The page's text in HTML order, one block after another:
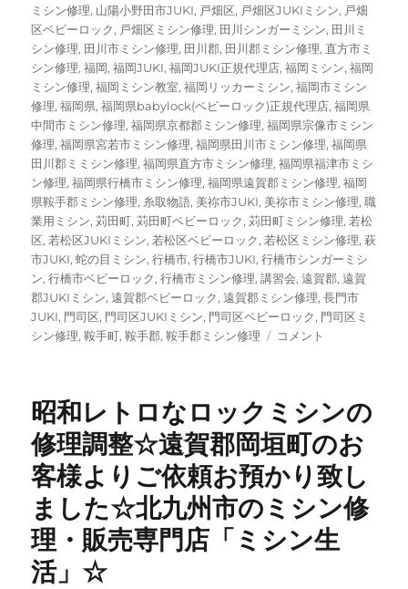
ミシン修理, 山陽小野田市JUKI, 戸畑区, 戸畑区JUKIミシン, 戸畑
区ベビーロック, 戸畑区ミシン修理, 田川シンガーミシン, 田川ミ
シン修理, 田川市ミシン修理, 田川郡, 田川郡ミシン修理, 直方市ミ
シン修理,福岡,福岡JUKI,福岡JUKI正規代理店,福岡ミシン,福岡
ミシン修理,福岡ミシン教室,福岡リッカーミシン,福岡市ミシン
修理,福岡県,福岡県babylock(ベビーロック)正規代理店,福岡県
中間市ミシン修理,福岡県京都郡ミシン修理,福岡県宗像市ミシン
修理,福岡県宮若市ミシン修理,福岡県田川市ミシン修理,福岡県
田川郡ミミシン修理,福岡県直方市ミシン修理,福岡県福津市ミシ
ン修理,福岡県行橋市ミシン修理,福岡県遠賀郡ミシン修理,福岡
県鞍手郡ミシン修理, 糸取物語, 美祢市JUKI, 美祢市ミシン修理,職
業用ミシン,苅田町,苅田町ベビーロック,苅田町ミシン修理, 若松
区, 若松区JUKIミシン, 若松区ベビーロック, 若松区ミシン修理,萩
市JUKI,蛇の目ミシン,行橋市,行橋市JUKI,行橋市シンガーミシ
ン,行橋市ベビーロック,行橋市ミシン修理,講習会,遠賀郡,遠賀
郡JUKIミシン,遠賀郡ベビーロック,遠賀郡ミシン修理,長門市
JUKI, 門司区, 門司区JUKIミシン, 門司区ベビーロック, 門司区ミ
シン修理,鞍手町,鞍手郡,鞍手郡ミシン修理
【ブ
ペ
ー
ス
セ
ッ
タ
修
コメント
昭和レトロなロックミシンの
修理調整☆遠賀郡岡垣町のお
客様よりご依頼お預かり致し
ました☆北九州市のミシン修
理・販売専門店「ミシン生
活」☆